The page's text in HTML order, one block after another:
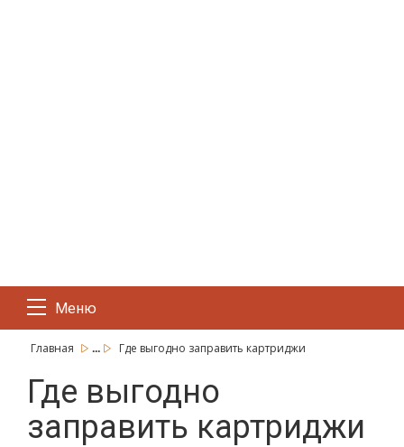
Меню
Главная ... Где выгодно заправить картриджи
Где выгодно
заправить картриджи